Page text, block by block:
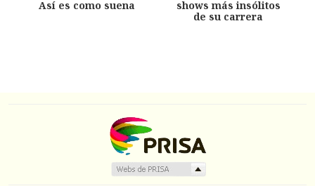
Así es como suena
shows más insólitos
de su carrera